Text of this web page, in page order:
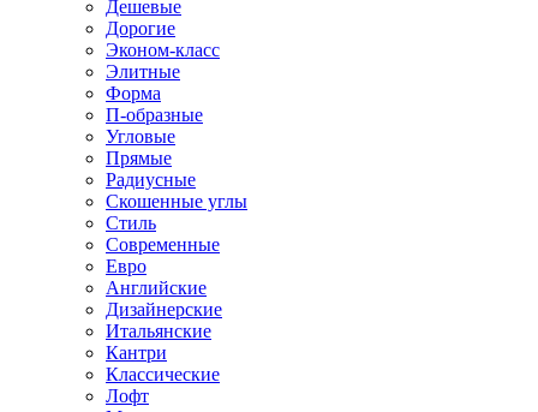
Дешевые
Дорогие
Эконом-класс
Элитные
Форма
П-образные
Угловые
Прямые
Радиусные
Скошенные углы
Стиль
Современные
Евро
Английские
Дизайнерские
Итальянские
Кантри
Классические
Лофт